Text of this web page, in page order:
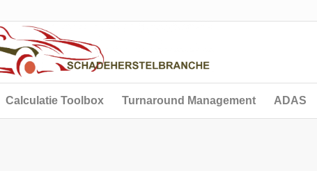
Calculatie Toolbox Turnaround Management ADAS